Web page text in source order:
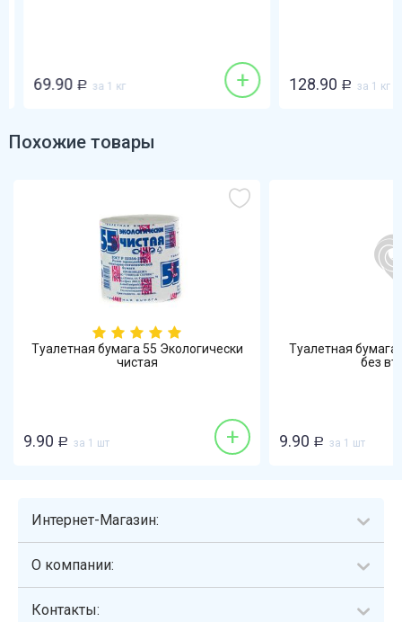
69.90 Р за 1 кг + 128.90 Р за 1 кг
Похожие товары
Туалетная бумага 55 Экологически
чистая
9.90 Р за 1 шт +
Туалетная
без
9.90 Р за 1 шт
Интернет-Магазин:
О компании:
Контакты: